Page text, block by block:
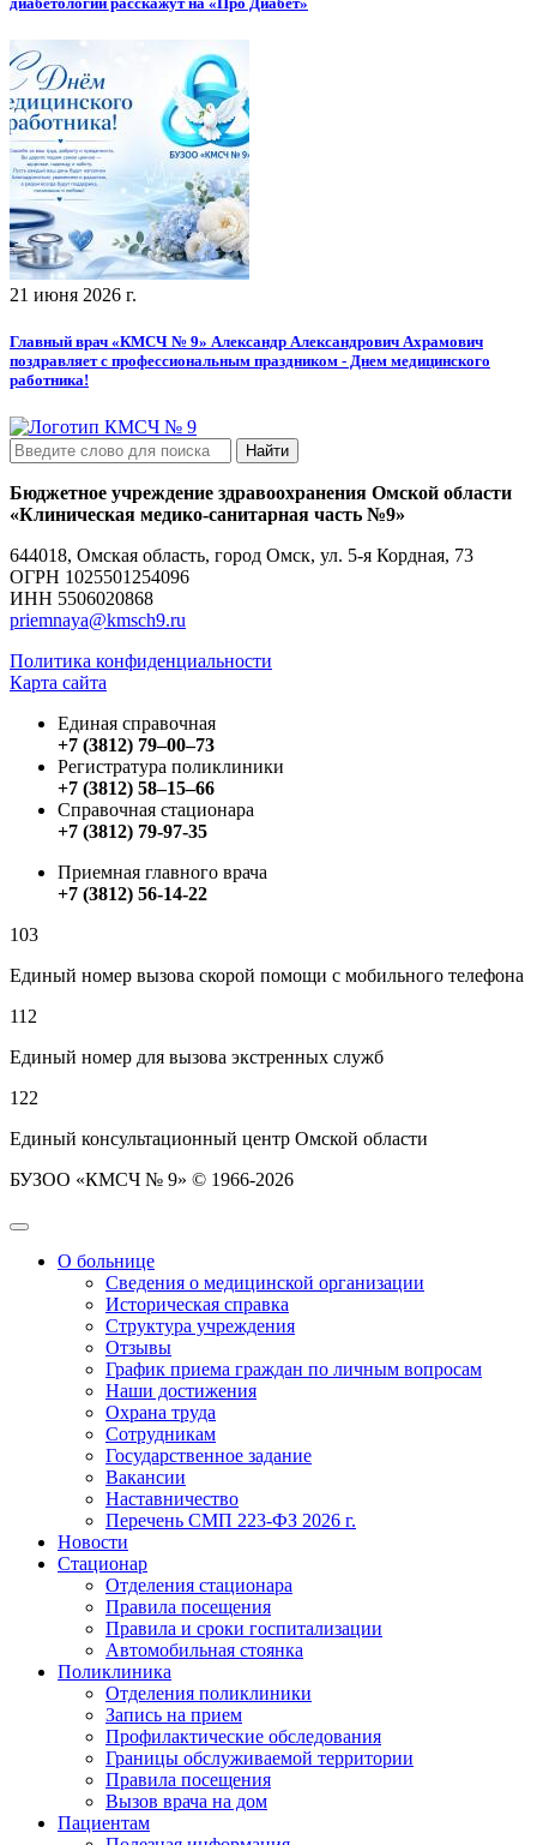
21 июня 2026 г.
Главный врач «КМСЧ № 9» Александр Александрович Ахрамович
поздравляет с профессиональным праздником - Днем медицинского
работника!
Найти
Бюджетное учреждение здравоохранения Омской области
«Клиническая медико-санитарная часть №9»
644018, Омская область, город Омск, ул. 5-я Кордная, 73
ОГРН 1025501254096
ИНН 5506020868
priemnaya@kmsch9.ru
Политика конфиденциальности
Карта сайта
Единая справочная
+7 (3812) 79‒00‒73
Регистратура поликлиники
+7 (3812) 58‒15‒66
Справочная стационара
+7 (3812) 79-97-35
Приемная главного врача
+7 (3812) 56-14-22
103
Единый номер вызова скорой помощи с мобильного телефона
112
Единый номер для вызова экстренных служб
122
Единый консультационный центр Омской области
БУЗОО «КМСЧ № 9» © 1966-2026
О больнице
Сведения о медицинской организации
Историческая справка
Структура учреждения
Отзывы
График приема граждан по личным вопросам
Наши достижения
Охрана труда
Сотрудникам
Государственное задание
Вакансии
Наставничество
Перечень СМП 223-ФЗ 2026 г.
Новости
Стационар
Отделения стационара
Правила посещения
Правила и сроки госпитализации
Автомобильная стоянка
Поликлиника
Отделения поликлиники
Запись на прием
Профилактические обследования
Границы обслуживаемой территории
Правила посещения
Вызов врача на дом
Пациентам